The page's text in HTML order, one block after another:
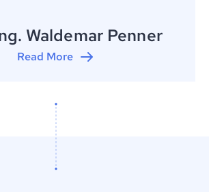
Waldemar Penner
Read More